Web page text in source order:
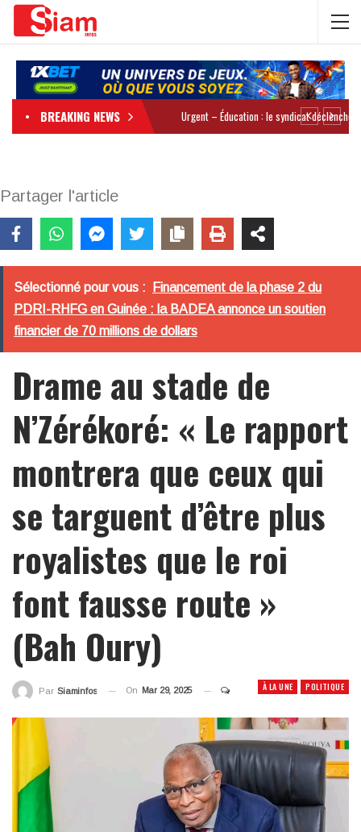
BREAKING NEWS
Partager l'article
Sélectionné pour vous :
Financement de la phase 2 du
PDRI-RHFG en Guinée : la BADEA annonce un soutien
financier de 70 millions de dollars
Drame au stade de
N’Zérékoré: « Le rapport
montrera que ceux qui
se targuent d’être plus
royalistes que le roi
font fausse route »
(Bah Oury)
À LA UNE POLITIQUE
Par Siaminfos On Mar 29, 2025